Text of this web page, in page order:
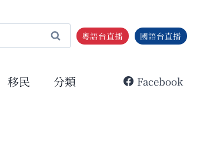
粵語台直播 國語台直播
移民 分類 Facebook